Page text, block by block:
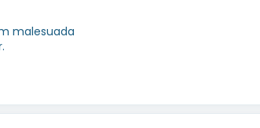
malesuada